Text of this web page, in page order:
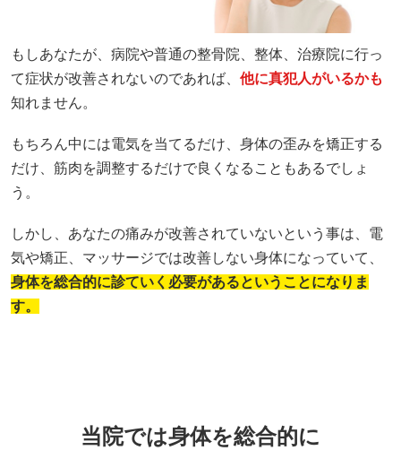
もしあなたが、病院や普通の整骨院、整体、治療院に行っ
て症状が改善されないのであれば、 他に真犯人がいるかも
知れません。
もちろん中には電気を当てるだけ、身体の歪みを矯正する
だけ、筋肉を調整するだけで良くなることもあるでしょ
う。
しかし、あなたの痛みが改善されていないという事は、電
気や矯正、マッサージでは改善しない身体になっていて、
身体を総合的に診ていく必要があるということになりま
す。
当院では身体を総合的に